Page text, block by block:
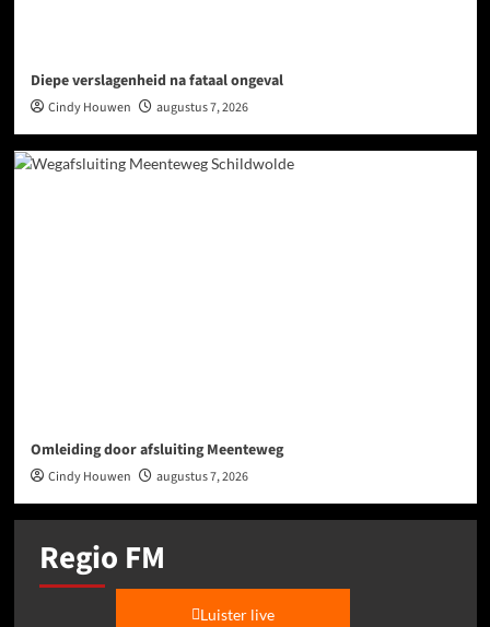
Diepe verslagenheid na fataal ongeval
Cindy Houwen augustus 7, 2026
Omleiding door afsluiting Meenteweg
Cindy Houwen augustus 7, 2026
Regio FM
Luister live